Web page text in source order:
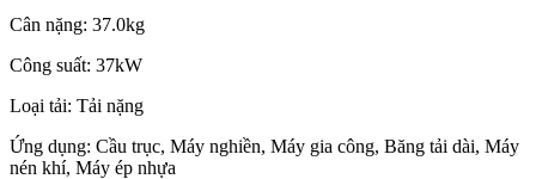
Cân nặng: 37.0kg
Công suất: 37kW
Loại tải: Tải nặng
Ứng dụng: Cầu trục, Máy nghiền, Máy gia công, Băng tải dài, Máy
nén khí, Máy ép nhựa